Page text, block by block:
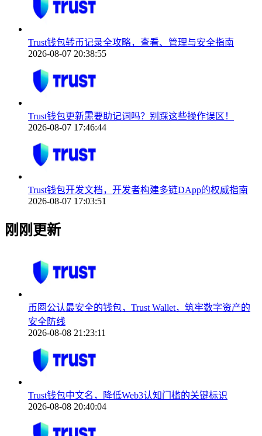
Trust钱包转币记录全攻略，查看、管理与安全指南
2026-08-07 20:38:55
Trust钱包更新需要助记词吗？别踩这些操作误区！
2026-08-07 17:46:44
Trust钱包开发文档，开发者构建多链DApp的权威指南
2026-08-07 17:03:51
刚刚更新
币圈公认最安全的钱包，Trust Wallet，筑牢数字资产的
安全防线
2026-08-08 21:23:11
Trust钱包中文名，降低Web3认知门槛的关键标识
2026-08-08 20:40:04